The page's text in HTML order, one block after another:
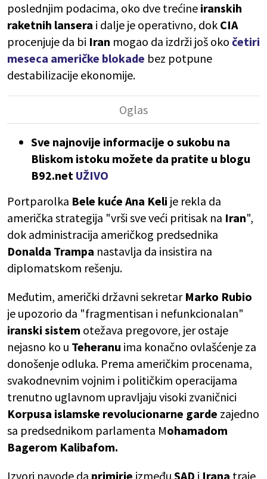
poslednjim podacima, oko dve trećine iranskih
raketnih lansera i dalje je operativno, dok CIA
procenjuje da bi Iran mogao da izdrži još oko četiri
meseca američke blokade bez potpune
destabilizacije ekonomije.
Sve najnovije informacije o sukobu na
Bliskom istoku možete da pratite u blogu
B92.net UŽIVO
Portparolka Bele kuće Ana Keli je rekla da
američka strategija "vrši sve veći pritisak na Iran",
dok administracija američkog predsednika
Donalda Trampa nastavlja da insistira na
diplomatskom rešenju.
Međutim, američki državni sekretar Marko Rubio
je upozorio da "fragmentisan i nefunkcionalan"
iranski sistem otežava pregovore, jer ostaje
nejasno ko u Teheranu ima konačno ovlašćenje za
donošenje odluka. Prema američkim procenama,
svakodnevnim vojnim i političkim operacijama
trenutno uglavnom upravljaju visoki zvaničnici
Korpusa islamske revolucionarne garde zajedno
sa predsednikom parlamenta Mohamadom
Bagerom Kalibafom.
Izvori navode da primirje između SAD i Irana traje